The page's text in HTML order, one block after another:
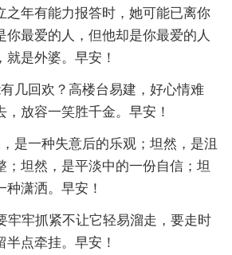
之年有能力报答时，她可能已离你
你最爱的人，但他却是你最爱的人
是外婆。早安！
几回欢？高楼台易建，好心情难
放容一笑胜千金。早安！
是一种失意后的乐观；坦然，是沮
；坦然，是平淡中的一份自信；坦
潇洒。早安！
牢牢抓紧不让它轻易溜走，要走时
点牵挂。早安！